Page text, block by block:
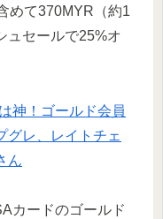
めて370MYR（約1
ュセールで25%オ
神！ゴールド会員
グレ、レイトチェ
ん
カードのゴールド